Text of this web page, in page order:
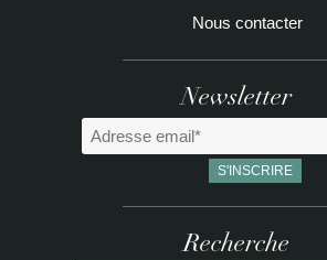
Nous contacter
Newsletter
Recherche